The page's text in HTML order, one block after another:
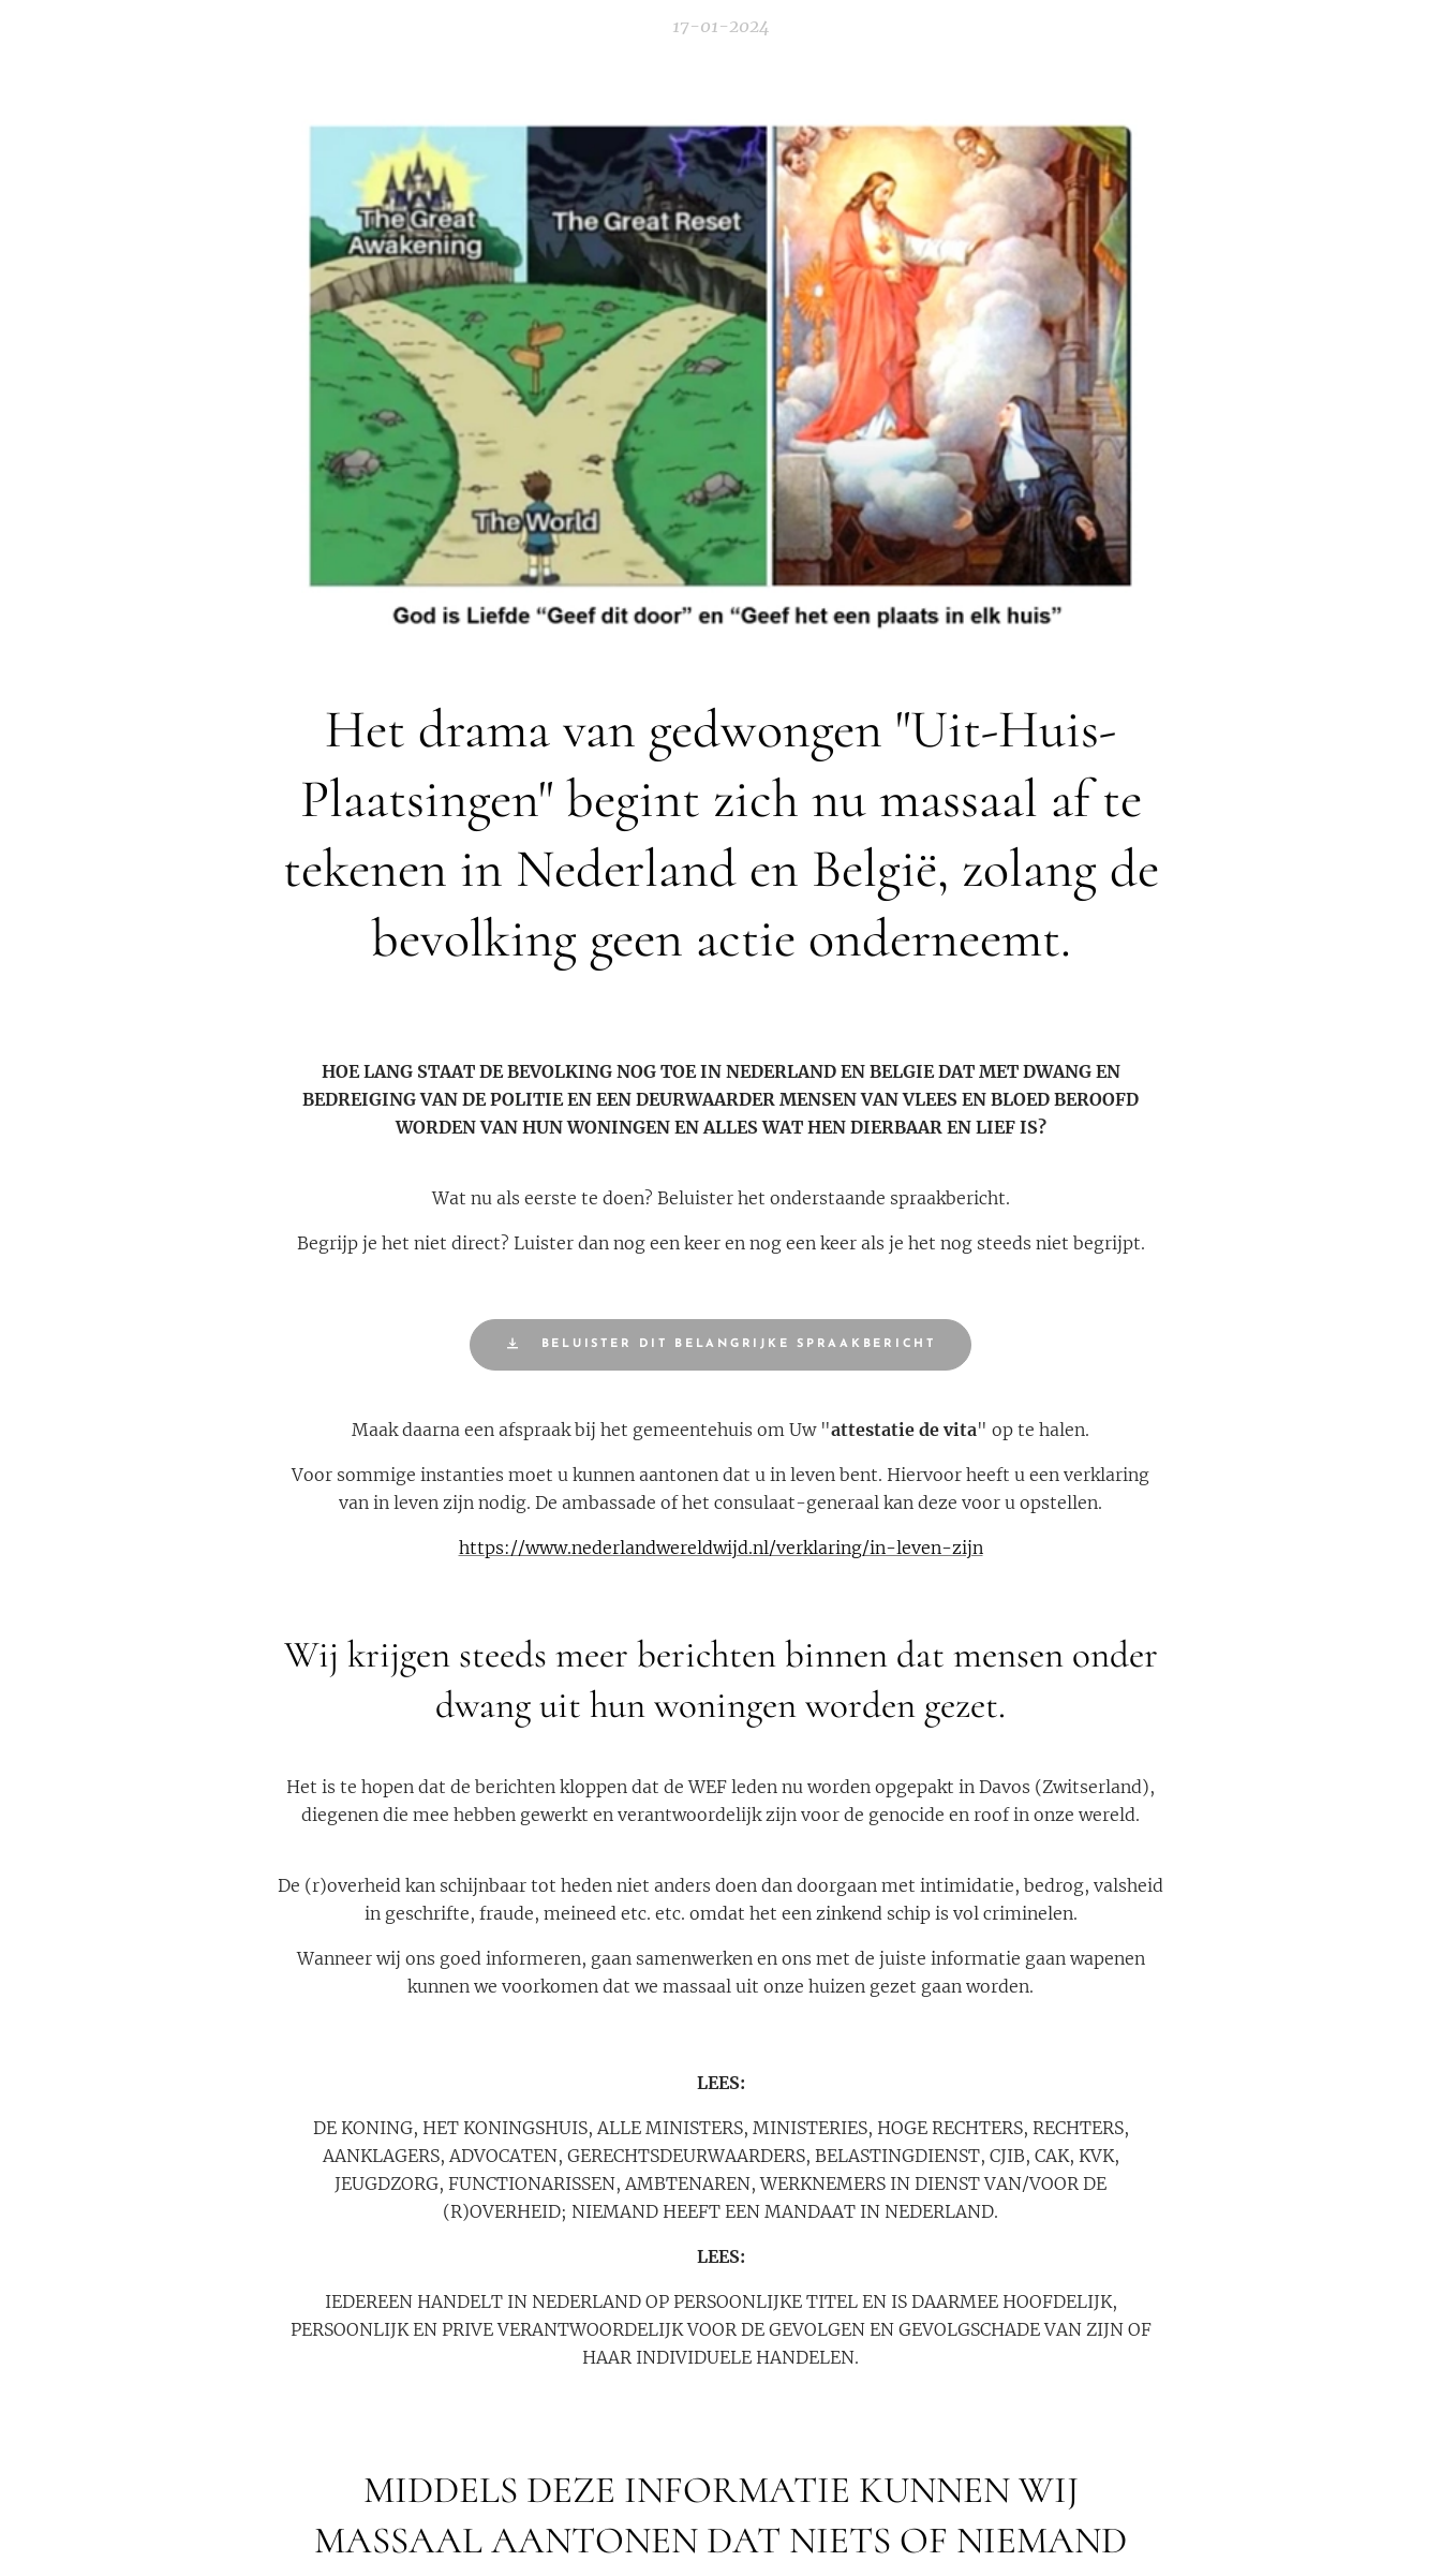
17-01-2024
Het drama van gedwongen "Uit-Huis-
Plaatsingen" begint zich nu massaal af te
tekenen in Nederland en België, zolang de
bevolking geen actie onderneemt.
HOE LANG STAAT DE BEVOLKING NOG TOE IN NEDERLAND EN BELGIE DAT MET DWANG EN
BEDREIGING VAN DE POLITIE EN EEN DEURWAARDER MENSEN VAN VLEES EN BLOED BEROOFD
WORDEN VAN HUN WONINGEN EN ALLES WAT HEN DIERBAAR EN LIEF IS?
Wat nu als eerste te doen? Beluister het onderstaande spraakbericht.
Begrijp je het niet direct? Luister dan nog een keer en nog een keer als je het nog steeds niet begrijpt.
BELUISTER DIT BELANGRIJKE SPRAAKBERICHT
Maak daarna een afspraak bij het gemeentehuis om Uw "attestatie de vita" op te halen.
Voor sommige instanties moet u kunnen aantonen dat u in leven bent. Hiervoor heeft u een verklaring
van in leven zijn nodig. De ambassade of het consulaat-generaal kan deze voor u opstellen.
https://www.nederlandwereldwijd.nl/verklaring/in-leven-zijn
Wij krijgen steeds meer berichten binnen dat mensen onder
dwang uit hun woningen worden gezet.
Het is te hopen dat de berichten kloppen dat de WEF leden nu worden opgepakt in Davos (Zwitserland),
diegenen die mee hebben gewerkt en verantwoordelijk zijn voor de genocide en roof in onze wereld.
De (r)overheid kan schijnbaar tot heden niet anders doen dan doorgaan met intimidatie, bedrog, valsheid
in geschrifte, fraude, meineed etc. etc. omdat het een zinkend schip is vol criminelen.
Wanneer wij ons goed informeren, gaan samenwerken en ons met de juiste informatie gaan wapenen
kunnen we voorkomen dat we massaal uit onze huizen gezet gaan worden.
LEES:
DE KONING, HET KONINGSHUIS, ALLE MINISTERS, MINISTERIES, HOGE RECHTERS, RECHTERS,
AANKLAGERS, ADVOCATEN, GERECHTSDEURWAARDERS, BELASTINGDIENST, CJIB, CAK, KVK,
JEUGDZORG, FUNCTIONARISSEN, AMBTENAREN, WERKNEMERS IN DIENST VAN/VOOR DE
(R)OVERHEID; NIEMAND HEEFT EEN MANDAAT IN NEDERLAND.
LEES:
IEDEREEN HANDELT IN NEDERLAND OP PERSOONLIJKE TITEL EN IS DAARMEE HOOFDELIJK,
PERSOONLIJK EN PRIVE VERANTWOORDELIJK VOOR DE GEVOLGEN EN GEVOLGSCHADE VAN ZIJN OF
HAAR INDIVIDUELE HANDELEN.
MIDDELS DEZE INFORMATIE KUNNEN WIJ
MASSAAL AANTONEN DAT NIETS OF NIEMAND